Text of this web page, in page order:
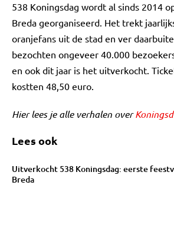
538 Koningsdag wordt al sinds 2014
Breda georganiseerd. Het trekt
oranjefans uit de stad en ver
bezochten ongeveer 40.000
en ook dit jaar is het uitverkocht.
kostten 48,50 euro.
Hier lees je alle verhalen over
Lees ook
Uitverkocht 538 Koningsdag: eerste
Breda